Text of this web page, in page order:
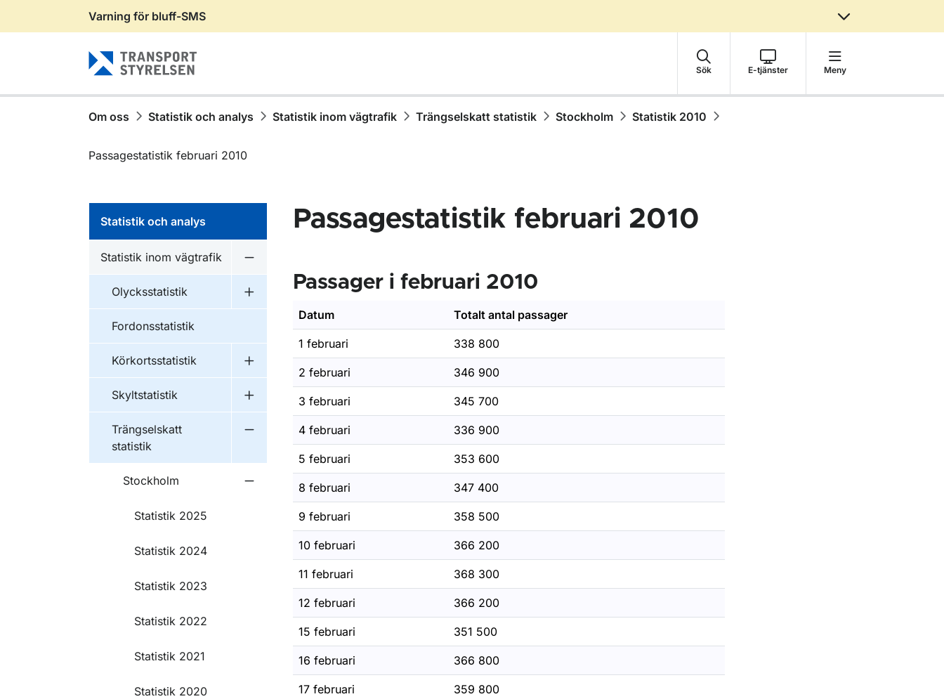
Gå till sidans innehåll
Varning för bluff-SMS
Sök E-tjänster Meny
Om oss Statistik och analys Statistik inom vägtrafik Trängselskatt statistik Stockholm Statistik 2010
Passagestatistik februari 2010
Statistik och analys
Statistik inom vägtrafik
Olycksstatistik
Undermeny för Olycksstatistik
Fordonsstatistik
Körkortsstatistik
Undermeny för Körkortsstatistik
Skyltstatistik
Undermeny för Skyltstatistik
Trängselskatt
statistik
Undermeny för Trängselskatt statistik
Stockholm
Undermeny för Stockholm
Statistik 2025
Statistik 2024
Statistik 2023
Statistik 2022
Statistik 2021
Statistik 2020
Passagestatistik februari 2010
Passager i februari 2010
Datum Totalt antal passager
1 februari 338 800
2 februari 346 900
3 februari 345 700
4 februari 336 900
5 februari 353 600
8 februari 347 400
9 februari 358 500
10 februari 366 200
11 februari 368 300
12 februari 366 200
15 februari 351 500
16 februari 366 800
17 februari 359 800